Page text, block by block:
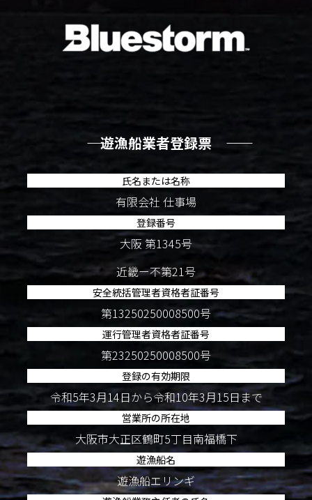
―― 遊漁船業者登録票 ――
氏名または名称
有限会社 仕事場
登録番号
大阪 第1345号
近畿ー不第21号
安全統括管理者資格者証番号
第13250250008500号
運行管理者資格者証番号
第23250250008500号
登録の有効期限
令和5年3月14日から令和10年3月15日まで
営業所の所在地
大阪市大正区鶴町5丁目南福橋下
遊漁船名
遊漁船エリンギ